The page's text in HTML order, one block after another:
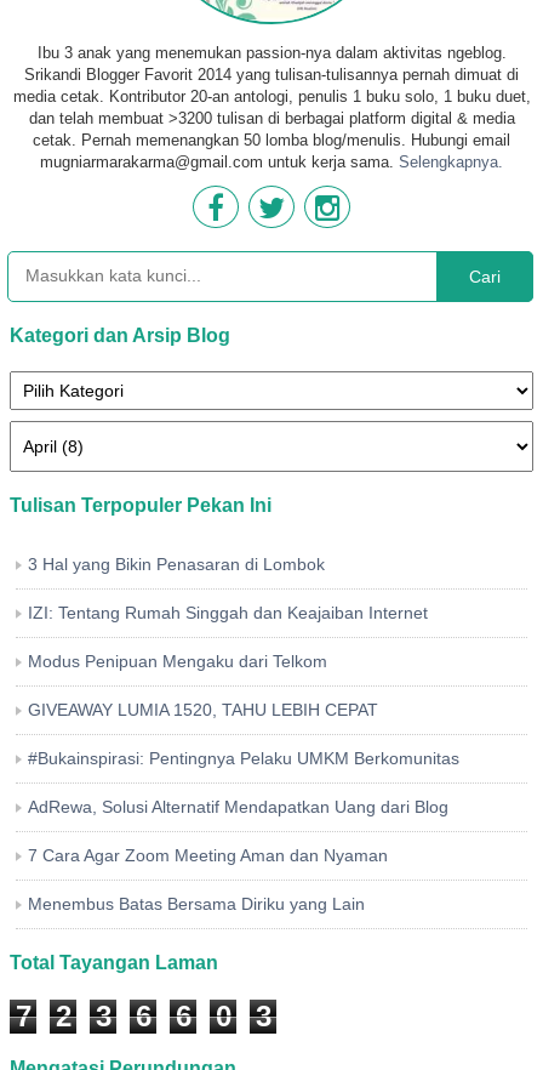
Ibu 3 anak yang menemukan passion-nya dalam aktivitas ngeblog.
Srikandi Blogger Favorit 2014 yang tulisan-tulisannya pernah dimuat di
media cetak. Kontributor 20-an antologi, penulis 1 buku solo, 1 buku duet,
dan telah membuat >3200 tulisan di berbagai platform digital & media
cetak. Pernah memenangkan 50 lomba blog/menulis. Hubungi email
mugniarmarakarma@gmail.com untuk kerja sama. Selengkapnya.
Cari
Kategori dan Arsip Blog
Tulisan Terpopuler Pekan Ini
3 Hal yang Bikin Penasaran di Lombok
IZI: Tentang Rumah Singgah dan Keajaiban Internet
Modus Penipuan Mengaku dari Telkom
GIVEAWAY LUMIA 1520, TAHU LEBIH CEPAT
#Bukainspirasi: Pentingnya Pelaku UMKM Berkomunitas
AdRewa, Solusi Alternatif Mendapatkan Uang dari Blog
7 Cara Agar Zoom Meeting Aman dan Nyaman
Menembus Batas Bersama Diriku yang Lain
Total Tayangan Laman
7 2 3 6 6 0 3